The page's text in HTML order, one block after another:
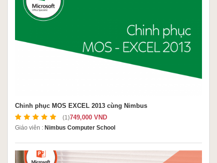
Chinh phục MOS EXCEL 2013 cùng Nimbus
(1)749,000 VND
Giáo viên : Nimbus Computer School